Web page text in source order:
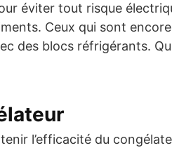
éviter tout risque
Ceux qui sont
des blocs réfrigérants.
l’efficacité du